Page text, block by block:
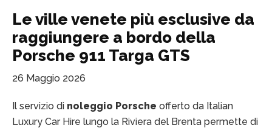
Le ville venete più esclusive da
raggiungere a bordo della
Porsche 911 Targa GTS
26 Maggio 2026
Il servizio di noleggio Porsche offerto da Italian
Luxury Car Hire lungo la Riviera del Brenta permette di